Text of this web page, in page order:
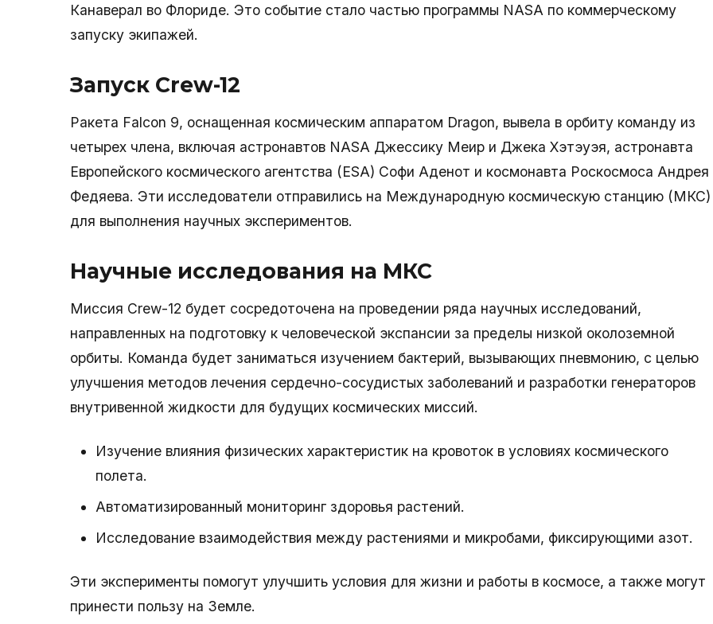
Канаверал во Флориде. Это событие стало частью программы NASA по коммерческому
запуску экипажей.
Запуск Crew-12
Ракета Falcon 9, оснащенная космическим аппаратом Dragon, вывела в орбиту команду из
четырех члена, включая астронавтов NASA Джессику Меир и Джека Хэтэуэя, астронавта
Европейского космического агентства (ESA) Софи Аденот и космонавта Роскосмоса Андрея
Федяева. Эти исследователи отправились на Международную космическую станцию (МКС)
для выполнения научных экспериментов.
Научные исследования на МКС
Миссия Crew-12 будет сосредоточена на проведении ряда научных исследований,
направленных на подготовку к человеческой экспансии за пределы низкой околоземной
орбиты. Команда будет заниматься изучением бактерий, вызывающих пневмонию, с целью
улучшения методов лечения сердечно-сосудистых заболеваний и разработки генераторов
внутривенной жидкости для будущих космических миссий.
Изучение влияния физических характеристик на кровоток в условиях космического
полета.
Автоматизированный мониторинг здоровья растений.
Исследование взаимодействия между растениями и микробами, фиксирующими азот.
Эти эксперименты помогут улучшить условия для жизни и работы в космосе, а также могут
принести пользу на Земле.